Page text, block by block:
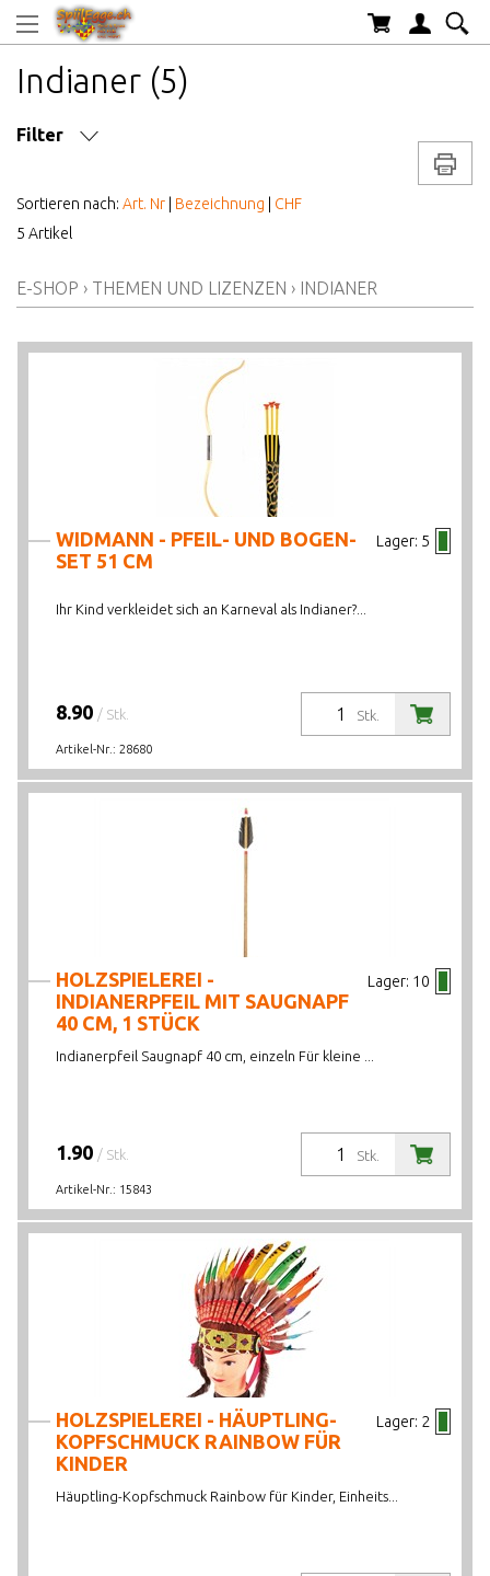
Indianer (5)
Filter
AB WELCHEM ALTER
ALTER AB
PREIS VON BIS
Sortieren nach: Art. Nr Bezeichnung
CHF
5 Artikel
E-SHOP › THEMEN UND LIZENZEN › INDIANER
Lager: 5
WIDMANN - PFEIL- UND BOGEN-
SET 51 CM
Ihr Kind verkleidet sich an Karneval als Indianer?...
Stk.
8.90 / Stk.
Artikel-Nr.: 28680
Lager: 10
HOLZSPIELEREI -
INDIANERPFEIL MIT SAUGNAPF
40 CM, 1 STÜCK
Indianerpfeil Saugnapf 40 cm, einzeln Für kleine ...
Stk.
1.90 / Stk.
Artikel-Nr.: 15843
Lager: 2
HOLZSPIELEREI - HÄUPTLING-
KOPFSCHMUCK RAINBOW FÜR
KINDER
Häuptling-Kopfschmuck Rainbow für Kinder, Einheits...